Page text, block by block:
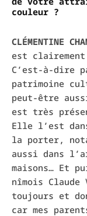
couleur ?
CLÉMENTINE
est
C’est-à-dire
patrimoine
peut-être
est très
Elle l’est
la porter,
aussi dans
maisons… Et
nîmois
toujours et
car mes